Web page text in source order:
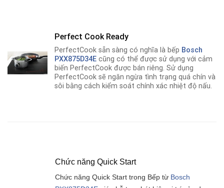
Perfect Cook Ready
PerfectCook sẵn sàng có nghĩa là bếp Bosch
PXX875D34E cũng có thể được sử dụng với cảm
biến PerfectCook được bán riêng. Sử dụng
PerfectCook sẽ ngăn ngừa tình trạng quá chín và
sôi bằng cách kiểm soát chính xác nhiệt độ nấu.
Chức năng Quick Start
Chức năng Quick Start trong Bếp từ Bosch